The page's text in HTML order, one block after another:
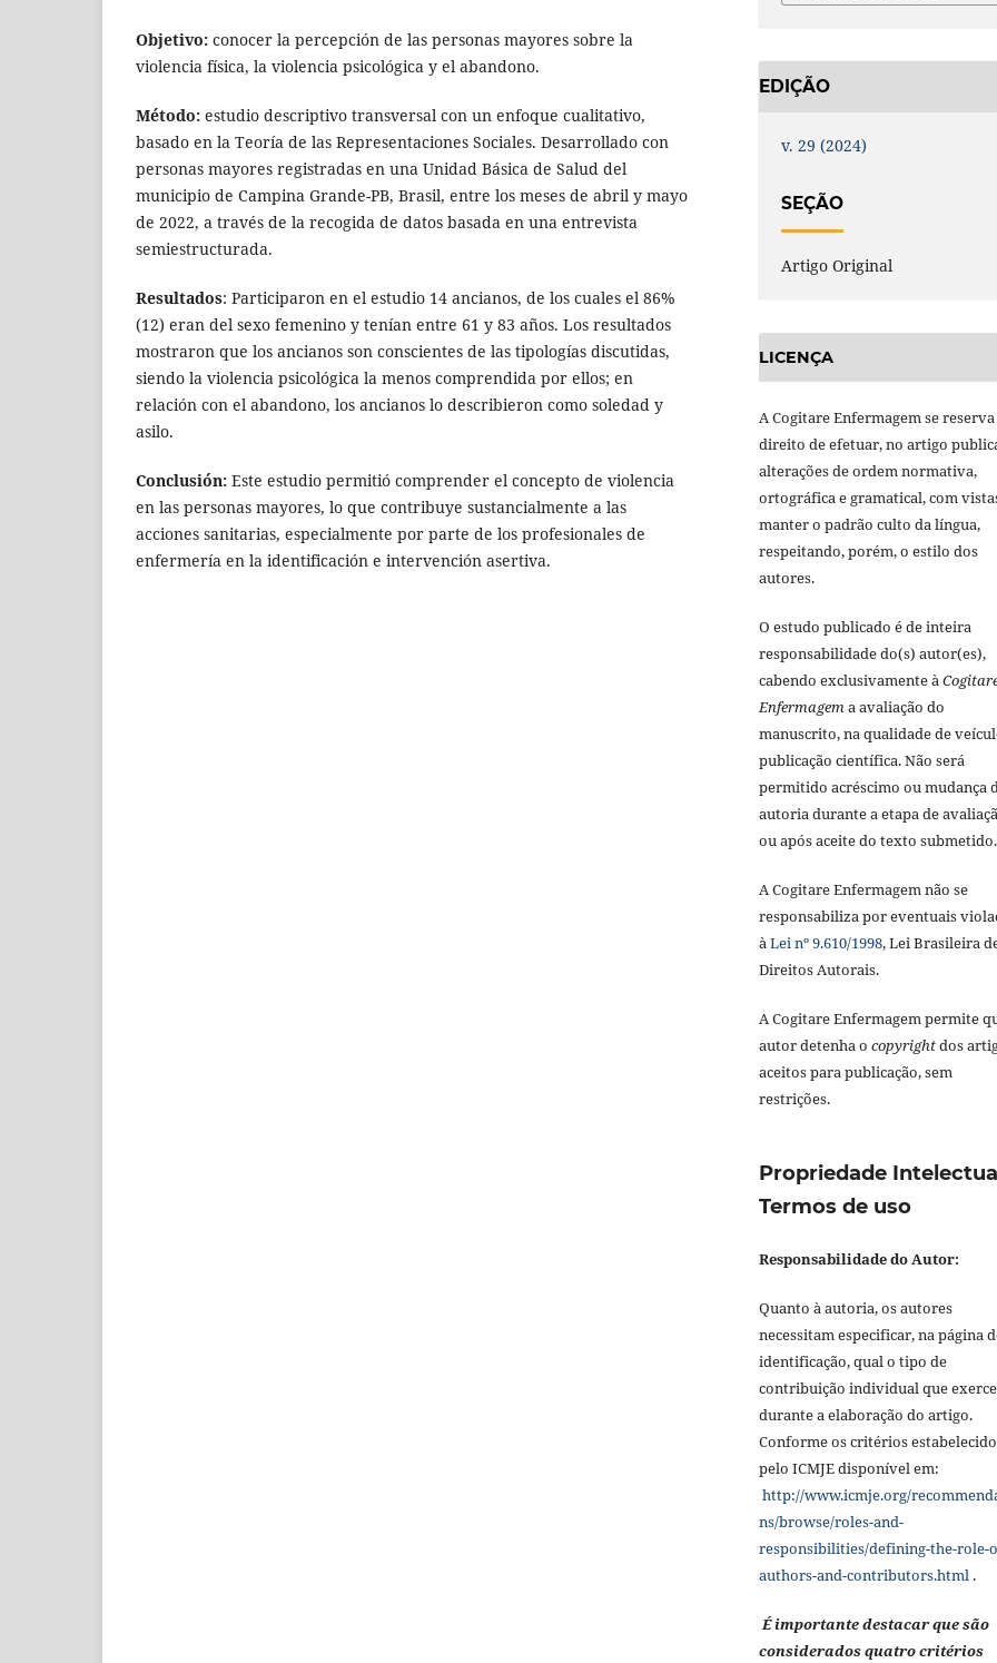
Objetivo: conocer la percepción de las personas mayores sobre la
violencia física, la violencia psicológica y el abandono.
Método: estudio descriptivo transversal con un enfoque cualitativo,
basado en la Teoría de las Representaciones Sociales. Desarrollado con
personas mayores registradas en una Unidad Básica de Salud del
municipio de Campina Grande-PB, Brasil, entre los meses de abril y mayo
de 2022, a través de la recogida de datos basada en una entrevista
semiestructurada.
Resultados: Participaron en el estudio 14 ancianos, de los cuales el 86%
(12) eran del sexo femenino y tenían entre 61 y 83 años. Los resultados
mostraron que los ancianos son conscientes de las tipologías discutidas,
siendo la violencia psicológica la menos comprendida por ellos; en
relación con el abandono, los ancianos lo describieron como soledad y
asilo.
Conclusión: Este estudio permitió comprender el concepto de violencia
en las personas mayores, lo que contribuye sustancialmente a las
acciones sanitarias, especialmente por parte de los profesionales de
enfermería en la identificación e intervención asertiva.
EDIÇÃO
v. 29 (2024)
SEÇÃO
Artigo Original
LICENÇA
A Cogitare Enfermagem se
direito de efetuar, no artigo
alterações de ordem normativa,
ortográfica e gramatical, com
manter o padrão culto da língua,
respeitando, porém, o estilo dos
autores.
O estudo publicado é de inteira
responsabilidade do(s) autor(es),
cabendo exclusivamente à
Enfermagema avaliação do
manuscrito, na qualidade de
publicação científica. Não será
permitido acréscimo ou mudança
autoria durante a etapa de
ou após aceite do texto submetido.
A Cogitare Enfermagem não se
responsabiliza por eventuais
àLei nº 9.610/1998, Lei Brasileira
Direitos Autorais.
A Cogitare Enfermagem permite
autor detenha o copyrightdos
aceitos para publicação, sem
restrições.
Propriedade
Termos de uso
Responsabilidade do Autor:
Quanto à autoria, os autores
necessitam especificar, na página
identificação, qual o tipo de
contribuição individual que
durante a elaboração do artigo.
Conforme os critérios
pelo ICMJE disponível em:
http://www.icmje.org/
ns/browse/roles-and-
responsibilities/defining-the-role-
authors-and-contributors.html .
É importante destacar que são
considerados quatro critérios